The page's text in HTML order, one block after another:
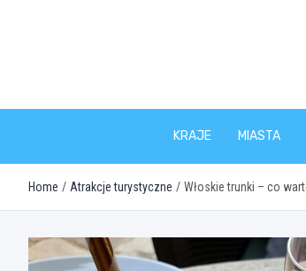
KRAJE MIASTA
Home Atrakcje turystyczne Włoskie trunki – co